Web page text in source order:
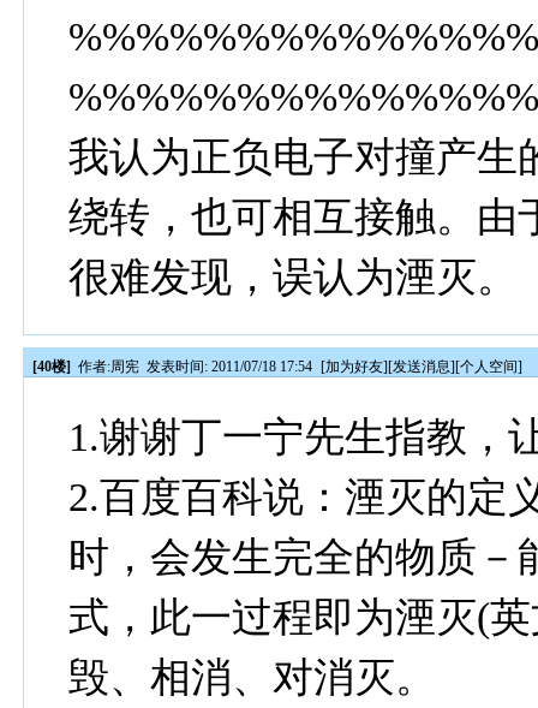
我认为正负电子对撞产生
绕转，也可相互接触。由
很难发现，误认为湮灭。
[40楼] 作者:周宪 发表时间: 2011/07/18 17:54 [加为好友][发送消息][个人空间]
1.谢谢丁一宁先生指教，
2.百度百科说：湮灭的定
时，会发生完全的物质－
式，此一过程即为湮灭(
毁、相消、对消灭。